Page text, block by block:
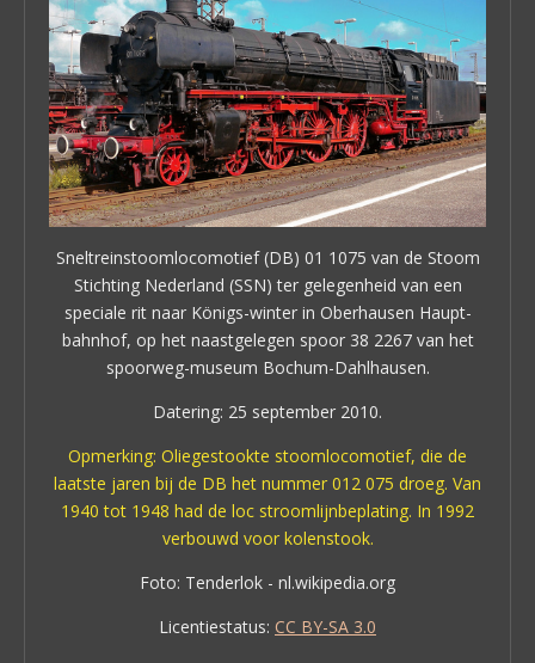
Sneltreinstoomlocomotief (DB) 01 1075 van de Stoom
Stichting Nederland (SSN) ter gelegenheid van een
speciale rit naar Königs-winter in Oberhausen Haupt-
bahnhof, op het naastgelegen spoor 38 2267 van het
spoorweg-museum Bochum-Dahlhausen.
Datering: 25 september 2010.
Opmerking: Oliegestookte stoomlocomotief, die de
laatste jaren bij de DB het nummer 012 075 droeg. Van
1940 tot 1948 had de loc stroomlijnbeplating. In 1992
verbouwd voor kolenstook.
Foto: Tenderlok - nl.wikipedia.org
Licentiestatus: CC BY-SA 3.0